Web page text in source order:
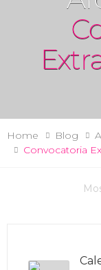
Home Blog
Convocatoria